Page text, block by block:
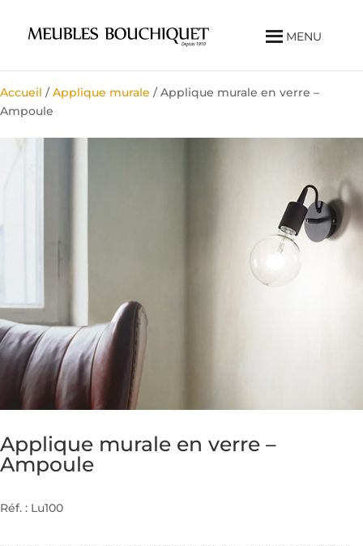
MENU
Accueil /Applique murale / Applique murale en verre –
Ampoule
Applique murale en verre –
Ampoule
Réf. : Lu100